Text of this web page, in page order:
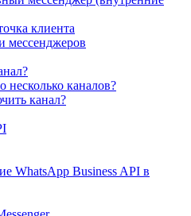
клиента
мессенджеров
несколько каналов?
канал?
WhatsApp Business API в